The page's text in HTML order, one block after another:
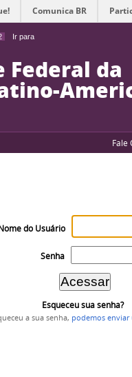
Ir para
Comunica BR
Federal da
Fale
do Usuário
Senha
Esqueceu sua senha?
a sua senha, podemos enviar